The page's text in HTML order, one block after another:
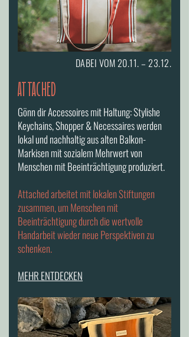
DABEI VOM 20.11. – 23.12.
ATTACHED
Gönn dir Accessoires mit Haltung: Stylishe
Keychains, Shopper & Necessaires werden
lokal und nachhaltig aus alten Balkon-
Markisen mit sozialem Mehrwert von
Menschen mit Beeinträchtigung produziert.
Attached arbeitet mit lokalen Stiftungen
zusammen, um Menschen mit
Beeinträchtigung durch die wertvolle
Handarbeit wieder neue Perspektiven zu
schenken.
MEHR ENTDECKEN​